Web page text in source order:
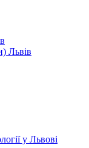
Львів
у Львові